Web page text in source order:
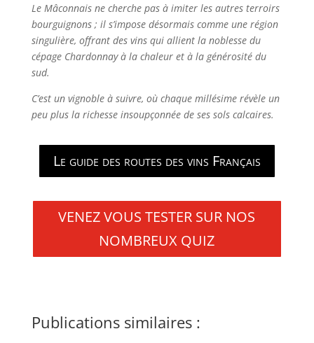
Le Mâconnais ne cherche pas à imiter les autres terroirs
bourguignons ; il s’impose désormais comme une région
singulière, offrant des vins qui allient la noblesse du
cépage Chardonnay à la chaleur et à la générosité du
sud.
C’est un vignoble à suivre, où chaque millésime révèle un
peu plus la richesse insoupçonnée de ses sols calcaires.
Le guide des routes des vins Français
VENEZ VOUS TESTER SUR NOS
NOMBREUX QUIZ
Publications similaires :